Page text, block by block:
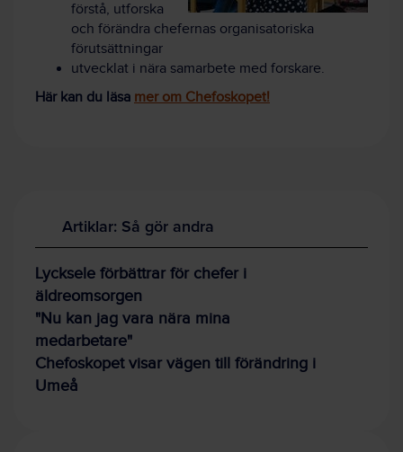
förstå, utforska
och förändra chefernas organisatoriska
förutsättningar
utvecklat i nära samarbete med forskare.
Här kan du läsa mer om Chefoskopet!
Artiklar: Så gör andra
Lycksele förbättrar för chefer i
äldreomsorgen
"Nu kan jag vara nära mina
medarbetare"
Chefoskopet visar vägen till förändring i
Umeå